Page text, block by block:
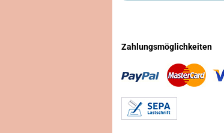
Zahlungsmöglichkeiten